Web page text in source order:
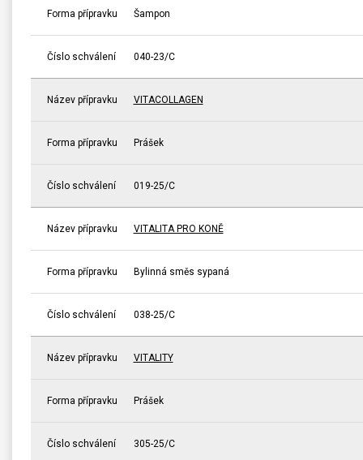
Forma přípravku Šampon
Číslo schválení 040-23/C
Název přípravku VITACOLLAGEN
Forma přípravku Prášek
Číslo schválení 019-25/C
Název přípravku VITALITA PRO KONĚ
Forma přípravku Bylinná směs sypaná
Číslo schválení 038-25/C
Název přípravku VITALITY
Forma přípravku Prášek
Číslo schválení 305-25/C